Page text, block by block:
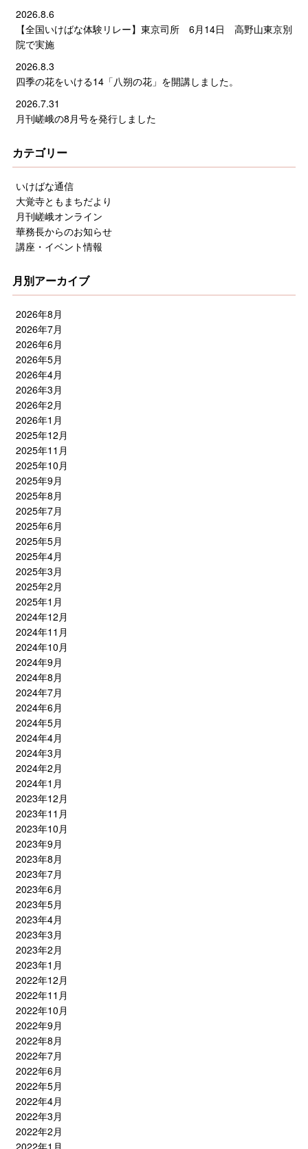
2026.8.6
【全国いけばな体験リレー】東京司所 6月14日 高野山東京別
院で実施
2026.8.3
四季の花をいける14「八朔の花」を開講しました。
2026.7.31
月刊嵯峨の8月号を発行しました
カテゴリー
いけばな通信
大覚寺ともまちだより
月刊嵯峨オンライン
華務長からのお知らせ
講座・イベント情報
月別アーカイブ
2026年8月
2026年7月
2026年6月
2026年5月
2026年4月
2026年3月
2026年2月
2026年1月
2025年12月
2025年11月
2025年10月
2025年9月
2025年8月
2025年7月
2025年6月
2025年5月
2025年4月
2025年3月
2025年2月
2025年1月
2024年12月
2024年11月
2024年10月
2024年9月
2024年8月
2024年7月
2024年6月
2024年5月
2024年4月
2024年3月
2024年2月
2024年1月
2023年12月
2023年11月
2023年10月
2023年9月
2023年8月
2023年7月
2023年6月
2023年5月
2023年4月
2023年3月
2023年2月
2023年1月
2022年12月
2022年11月
2022年10月
2022年9月
2022年8月
2022年7月
2022年6月
2022年5月
2022年4月
2022年3月
2022年2月